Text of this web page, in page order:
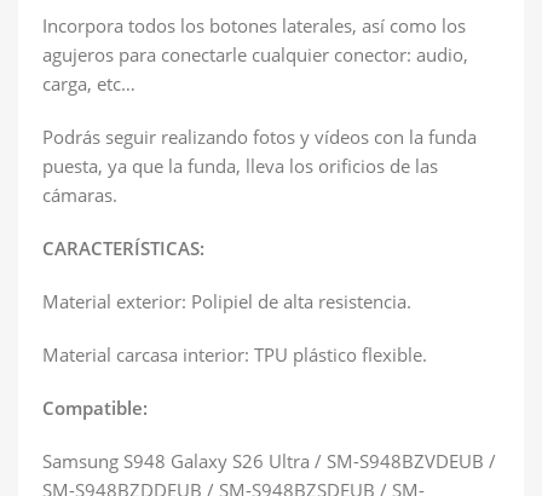
Incorpora todos los botones laterales, así como los
agujeros para conectarle cualquier conector: audio,
carga, etc…
Podrás seguir realizando fotos y vídeos con la funda
puesta, ya que la funda, lleva los orificios de las
cámaras.
CARACTERÍSTICAS:
Material exterior: Polipiel de alta resistencia.
Material carcasa interior: TPU plástico flexible.
Compatible:
Samsung S948 Galaxy S26 Ultra / SM-S948BZVDEUB /
SM-S948BZDDEUB / SM-S948BZSDEUB / SM-